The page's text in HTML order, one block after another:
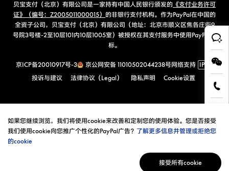
贝宝支付（北京）有限公司是一家持有中国人民银行颁发的 《支付业务许可
证》（编号：Z2005011000015） 的非银行支付机构。作为PayPal在中国的
全资子公司，贝宝支付（北京）有限公司（地址：北京市顺义区焦各庄街9
号院3号楼-2至10层101内10层1005室）被授权在其支付服务中使用PayPal商
标。
京ICP备20010917号-3 京公网安备 11010502044238号网络支持 IPv6
投诉与建议
法律协议（Legal） 隐私声明 Cookie设置
如果您继续浏览，我们将使用cookie来改善和定制您的使用体验。您是否接受
我们使用cookie向您推广个性化的PayPal广告？ 了解更多信息并管理或拒绝您
的cookie
接受所有cookie